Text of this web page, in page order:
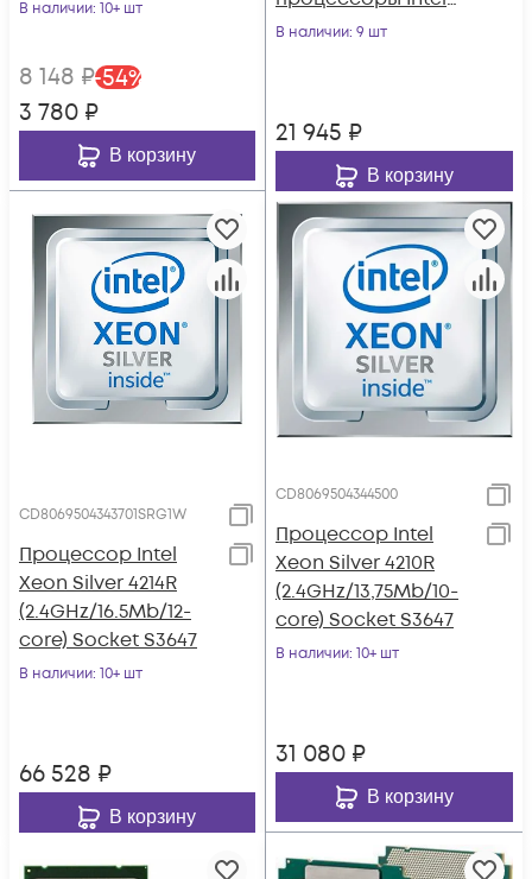
В наличии: 10+ шт
8 148 ₽-54%
3 780 ₽
В корзину
Standard (RAID 0, 1,
В наличии: 9 шт
21 945 ₽
В корзину
CD8069504343701SRG1W
Процессор Intel
Xeon Silver 4214R
(2.4GHz/16.5Mb/12-
core) Socket S3647
В наличии: 10+ шт
66 528 ₽
В корзину
CD8069504344500
Процессор Intel
Xeon Silver 4210R
(2.4GHz/13,75Mb/10-
core) Socket S3647
В наличии: 10+ шт
31 080 ₽
В корзину